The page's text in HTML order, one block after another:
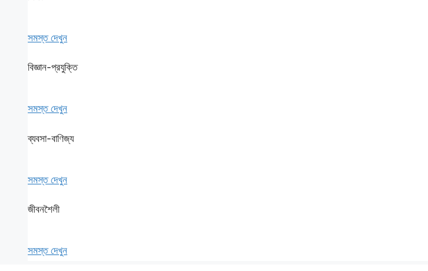
সমস্ত দেখুন
বিজ্ঞান-প্রযুক্তি
সমস্ত দেখুন
ব্যবসা-বাণিজ্য
সমস্ত দেখুন
জীবনশৈলী
সমস্ত দেখুন